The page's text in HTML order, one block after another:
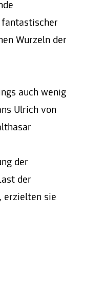
Wurzeln der
auch wenig
Ulrich von
der
der
erzielten sie